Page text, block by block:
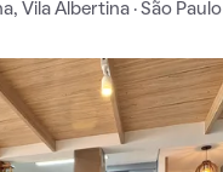
Vila Albertina · São Paulo